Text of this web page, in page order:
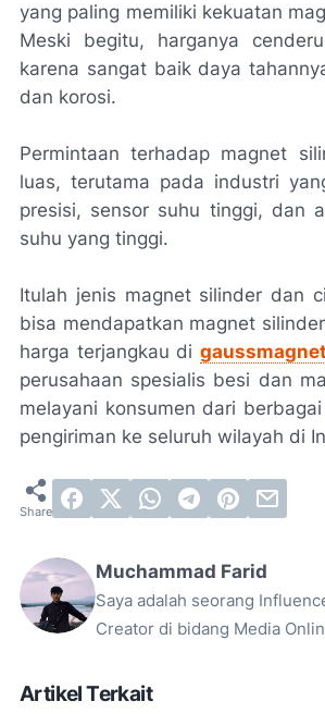
yang paling memiliki kekuatan
Meski begitu, harganya
karena sangat baik daya
dan korosi.
Permintaan terhadap magnet
luas, terutama pada industri
presisi, sensor suhu tinggi, dan
suhu yang tinggi.
Itulah jenis magnet silinder dan
bisa mendapatkan magnet
harga terjangkau di
perusahaan spesialis besi dan
melayani konsumen dari
pengiriman ke seluruh wilayah di
Muchammad Farid
Saya adalah seorang
Creator di bidang Media
Artikel Terkait